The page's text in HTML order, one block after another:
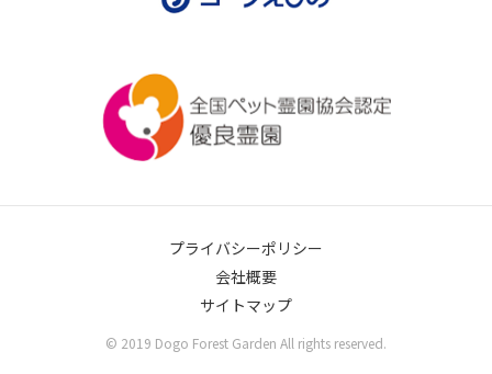
プライバシーポリシー
会社概要
サイトマップ
© 2019 Dogo Forest Garden All rights reserved.